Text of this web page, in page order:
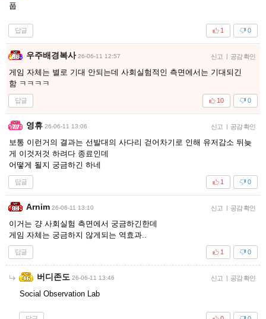
풉
답글 0
1
우주배경복사 26-06-11 12:57 신고 | 공감 확인
게임 자체는 별로 기대 안되는데 사회실험적인 측면에서는 기대되긴
함 ㅋㅋㅋㅋ
답글 0
10
영휴 26-06-11 13:06 신고 | 공감 확인
보통 이런거의 결과는 선발대의 사다리 걷어차기로 인해 유저감소 뒤늦
게 이것저것 하려다 종료인데
어떻게 될지 궁금하긴 하네
답글 0
1
Arnim 26-06-11 13:10 신고 | 공감 확인
이거는 걍 사회실험 측면에서 궁금하긴한데
게임 자체는 궁금하지 않게되는 역효과..
답글 0
1
버디존도 26-06-11 13:46 신고 | 공감 확인
Social Observation Lab